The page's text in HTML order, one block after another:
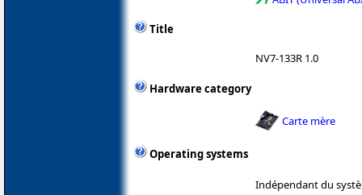
Title
NV7-133R 1.0
Hardware category
Carte mère
Operating systems
Indépendant du